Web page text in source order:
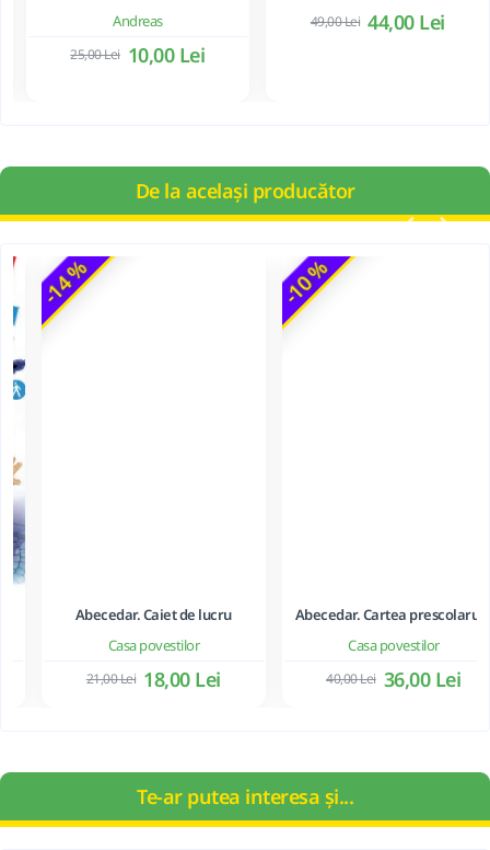
Andreas
10,00 Lei
25,00 Lei
44,00 Lei
49,00 Lei
De la același producător
-14 %
Casa povestilor
Abecedar. Caiet de lucru
18,00 Lei
21,00 Lei
-10 %
Casa povestilor
Abecedar. Cartea prescolarului
36,00 Lei
40,00 Lei
Te-ar putea interesa și...